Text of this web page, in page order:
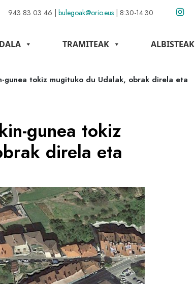
943 83 03 46 | bulegoak@orio.eus | 8:30-14:30
TRAMITEAK ALBISTEAK
gunea tokiz mugituko du Udalak, obrak direla eta
gunea tokiz
direla eta